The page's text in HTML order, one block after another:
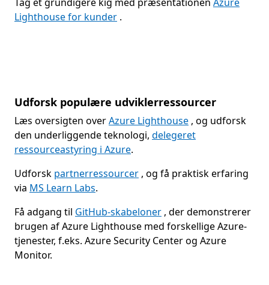
Lighthouse for kunder .
Udforsk populære udviklerressourcer
Læs oversigten overAzure Lighthouse , og udforsk
den underliggende teknologi, delegeret
ressourceastyring i Azure.
Udforsk partnerressourcer , og få praktisk erfaring
via MS Learn Labs.
Få adgang til GitHub-skabeloner , der demonstrerer
brugen af Azure Lighthouse med forskellige Azure-
tjenester, f.eks. Azure Security Center og Azure
Monitor.